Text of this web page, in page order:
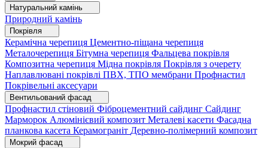
Натуральний камінь
Природний камінь
Покрівля
Керамічна черепиця Цементно-піщана черепиця
Металочерепиця Бітумна черепиця Фальцева покрівля
Композитна черепиця Мідна покрівля Покрівля з очерету
Наплавлювані покрівлі ПВХ, ТПО мембрани Профнастил
Покрівельні аксесуари
Вентильований фасад
Профнастил стіновий Фіброцементний сайдинг Сайдинг
Марморок Алюмінієвий композит Металеві касети Фасадна
планкова касета Керамограніт Деревно-полімерний композит
Мокрий фасад